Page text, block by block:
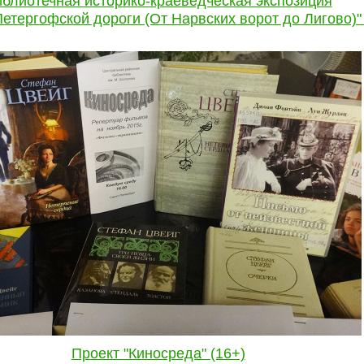
дороги (От Нарвских ворот до
Проект "Киносреда" (16+)